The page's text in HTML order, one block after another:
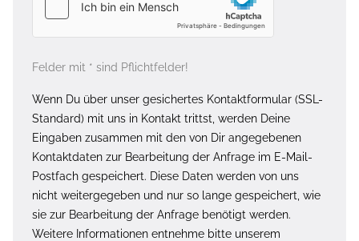
Felder mit * sind Pflichtfelder!
Wenn Du über unser gesichertes Kontaktformular (SSL-
Standard) mit uns in Kontakt trittst, werden Deine
Eingaben zusammen mit den von Dir angegebenen
Kontaktdaten zur Bearbeitung der Anfrage im E-Mail-
Postfach gespeichert. Diese Daten werden von uns
nicht weitergegeben und nur so lange gespeichert, wie
sie zur Bearbeitung der Anfrage benötigt werden.
Weitere Informationen entnehme bitte unserem